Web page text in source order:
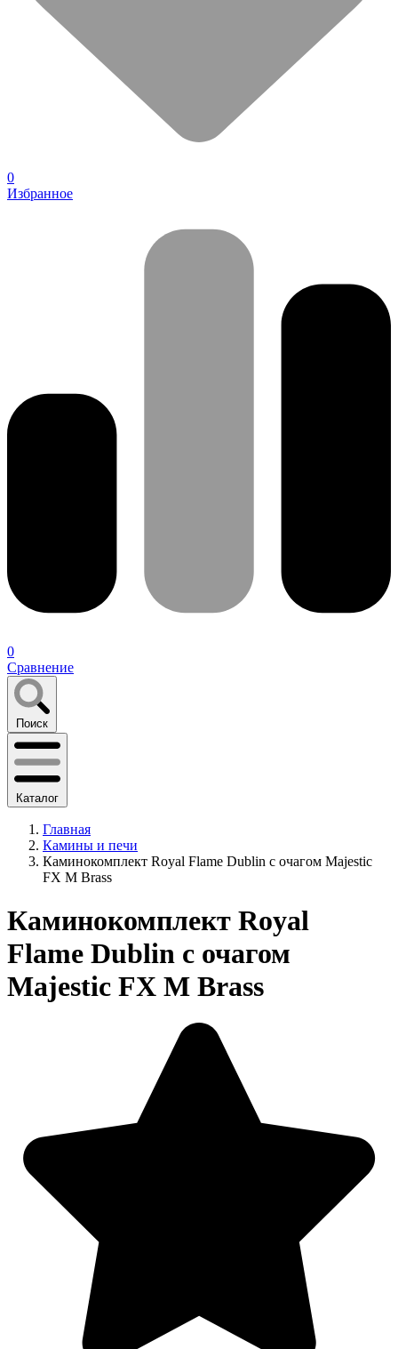
0
Избранное
0
Сравнение
Поиск
Каталог
Главная
Камины и печи
Каминокомплект Royal Flame Dublin с очагом Majestic
FX M Brass
Каминокомплект Royal
Flame Dublin с очагом
Majestic FX M Brass